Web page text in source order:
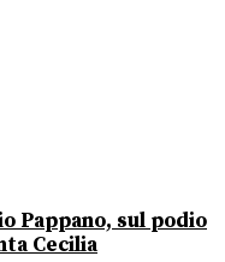
Pappano, sul podio
Cecilia